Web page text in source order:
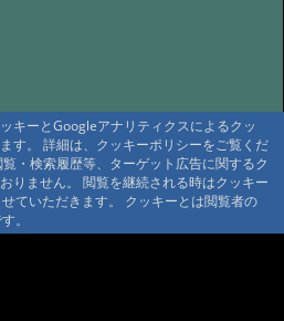
温泉の観燈祭 @ '12 3/27 19:46
番？ @ '12 3/24 18:38
戻り @ '12 3/13 18:41
探して… @ '12 3/3 15:24
キーとGoogleアナリティクスによるクッ
す。 詳細は、クッキーポリシーをご覧くだ
・検索履歴等、ターゲット広告に関するク
りません。 閲覧を継続される時はクッキー
ていただきます。 クッキーとは閲覧者の
。